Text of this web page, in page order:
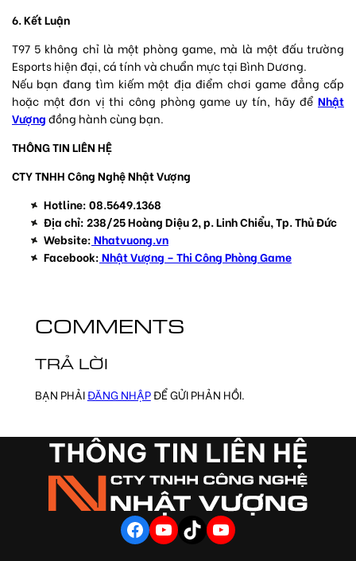
6. Kết Luận
T97 5 không chỉ là một phòng game, mà là một đấu trường
Esports hiện đại, cá tính và chuẩn mực tại Bình Dương.
Nếu bạn đang tìm kiếm một địa điểm chơi game đẳng cấp
hoặc một đơn vị thi công phòng game uy tín, hãy để Nhật
Vượngđồng hành cùng bạn.
THÔNG TIN LIÊN HỆ
CTY TNHH Công Nghệ Nhật Vượng
Hotline: 08.5649.1368
Địa chỉ: 238/25 Hoàng Diệu 2, p. Linh Chiểu, Tp. Thủ Đức
Website:Nhatvuong.vn
Facebook:Nhật Vượng – Thi Công Phòng Game
COMMENTS
TRẢ LỜI
BẠN PHẢIĐĂNG NHẬPĐỂ GỬI PHẢN HỒI.
FACEBOOK YOUTUBE TIKTOK YOUTUBE